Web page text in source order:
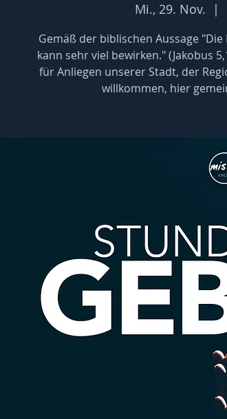
Mi., 29. Nov.
  |
Gemäß der biblischen Aussage
kann sehr viel bewirken." (Jakobus
für Anliegen unserer Stadt, der
willkommen, hier